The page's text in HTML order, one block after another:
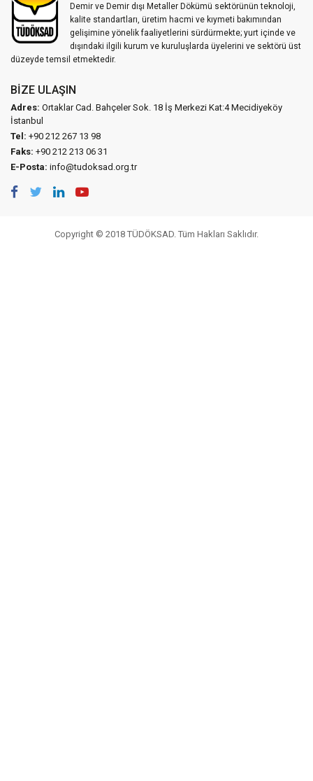
Demir ve Demir dışı Metaller Dökümü sektörünün teknoloji,
kalite standartları, üretim hacmi ve kıymeti bakımından
gelişimine yönelik faaliyetlerini sürdürmekte; yurt içinde ve
dışındaki ilgili kurum ve kuruluşlarda üyelerini ve sektörü üst
düzeyde temsil etmektedir.
BIZE ULAŞIN
Adres: Ortaklar Cad. Bahçeler Sok. 18 İş Merkezi Kat:4 Mecidiyeköy
İstanbul
Tel: +90 212 267 13 98
Faks: +90 212 213 06 31
E-Posta: info@tudoksad.org.tr
Copyright © 2018 TÜDÖKSAD. Tüm Hakları Saklıdır.